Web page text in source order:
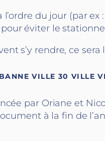
du jour (par
éviter le
s’y rendre, ce
VILLE 30 VILLE
par Oriane et
à la fin de